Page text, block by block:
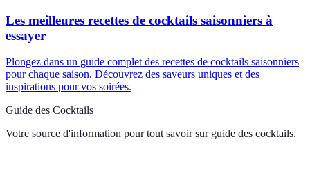
Les meilleures recettes de cocktails saisonniers à
essayer
Plongez dans un guide complet des recettes de cocktails saisonniers
pour chaque saison. Découvrez des saveurs uniques et des
inspirations pour vos soirées.
Guide des Cocktails
Votre source d'information pour tout savoir sur guide des cocktails.